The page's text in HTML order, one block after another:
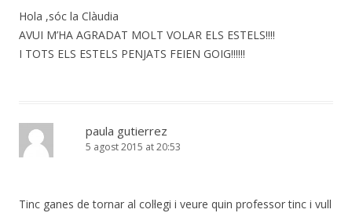
Hola ,sóc la Clàudia
AVUI M’HA AGRADAT MOLT VOLAR ELS ESTELS!!!!
I TOTS ELS ESTELS PENJATS FEIEN GOIG!!!!!!
paula gutierrez
5 agost 2015 at 20:53
Tinc ganes de tornar al col·legi i veure quin professor tinc i vull